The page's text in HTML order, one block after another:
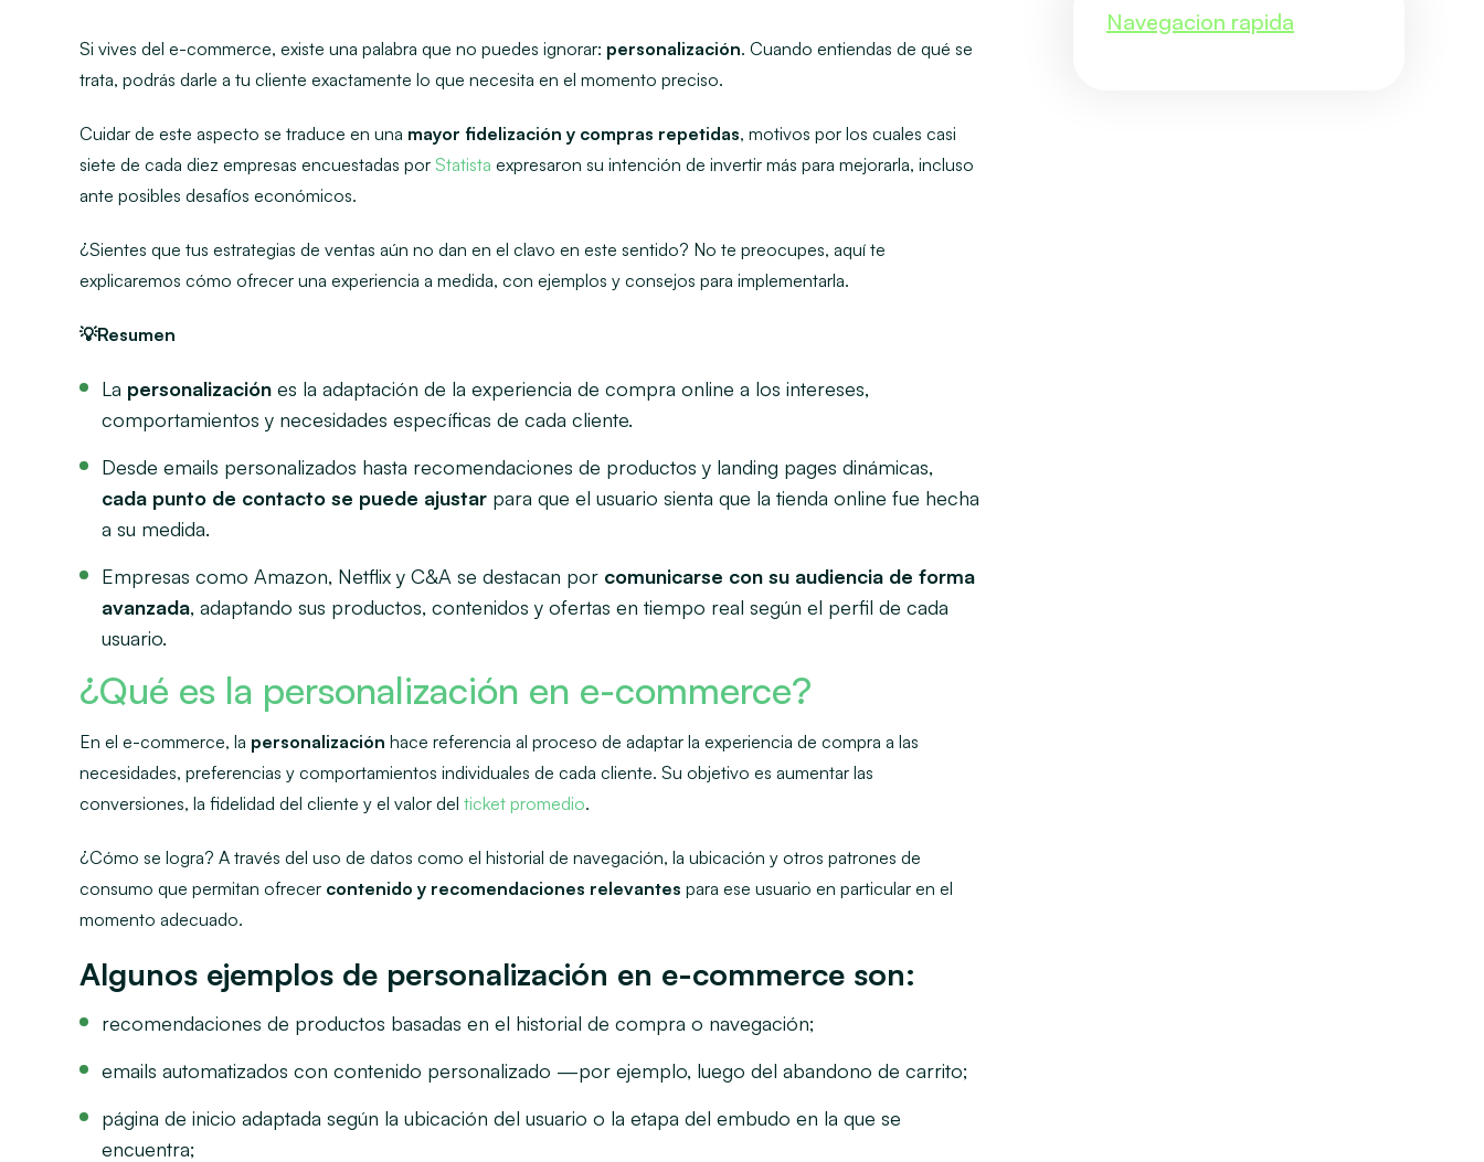
Si vives del e-commerce, existe una palabra que no puedes ignorar: personalización. Cuando entiendas de qué se
trata, podrás darle a tu cliente exactamente lo que necesita en el momento preciso.
Cuidar de este aspecto se traduce en una mayor fidelización y compras repetidas, motivos por los cuales casi
siete de cada diez empresas encuestadas por Statista expresaron su intención de invertir más para mejorarla, incluso
ante posibles desafíos económicos.
¿Sientes que tus estrategias de ventas aún no dan en el clavo en este sentido? No te preocupes, aquí te
explicaremos cómo ofrecer una experiencia a medida, con ejemplos y consejos para implementarla.
💡Resumen
La personalización es la adaptación de la experiencia de compra online a los intereses,
comportamientos y necesidades específicas de cada cliente.
Desde emails personalizados hasta recomendaciones de productos y landing pages dinámicas,
cada punto de contacto se puede ajustar para que el usuario sienta que la tienda online fue hecha
a su medida.
Empresas como Amazon, Netflix y C&A se destacan por comunicarse con su audiencia de forma
avanzada, adaptando sus productos, contenidos y ofertas en tiempo real según el perfil de cada
usuario.
¿Qué es la personalización en e-commerce?
En el e-commerce, la personalización hace referencia al proceso de adaptar la experiencia de compra a las
necesidades, preferencias y comportamientos individuales de cada cliente. Su objetivo es aumentar las
conversiones, la fidelidad del cliente y el valor del ticket promedio.
¿Cómo se logra? A través del uso de datos como el historial de navegación, la ubicación y otros patrones de
consumo que permitan ofrecer contenido y recomendaciones relevantes para ese usuario en particular en el
momento adecuado.
Algunos ejemplos de personalización en e-commerce son:
recomendaciones de productos basadas en el historial de compra o navegación;
emails automatizados con contenido personalizado —por ejemplo, luego del abandono de carrito;
página de inicio adaptada según la ubicación del usuario o la etapa del embudo en la que se
encuentra;
Navegacion rapida